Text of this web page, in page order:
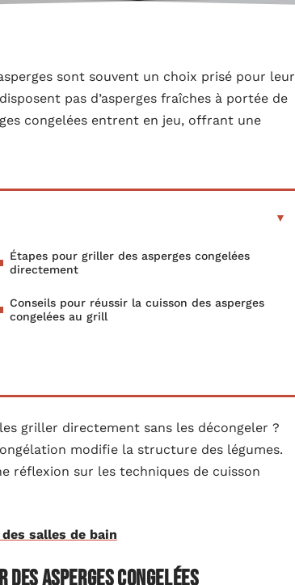
sont souvent un choix prisé pour leur
pas d’asperges fraîches à portée de
congelées entrent en jeu, offrant une
Étapes pour griller des asperges congelées
directement
Conseils pour réussir la cuisson des asperges
congelées au grill
griller directement sans les décongeler ?
modifie la structure des légumes.
réflexion sur les techniques de cuisson
salles de bain
asperges congelées